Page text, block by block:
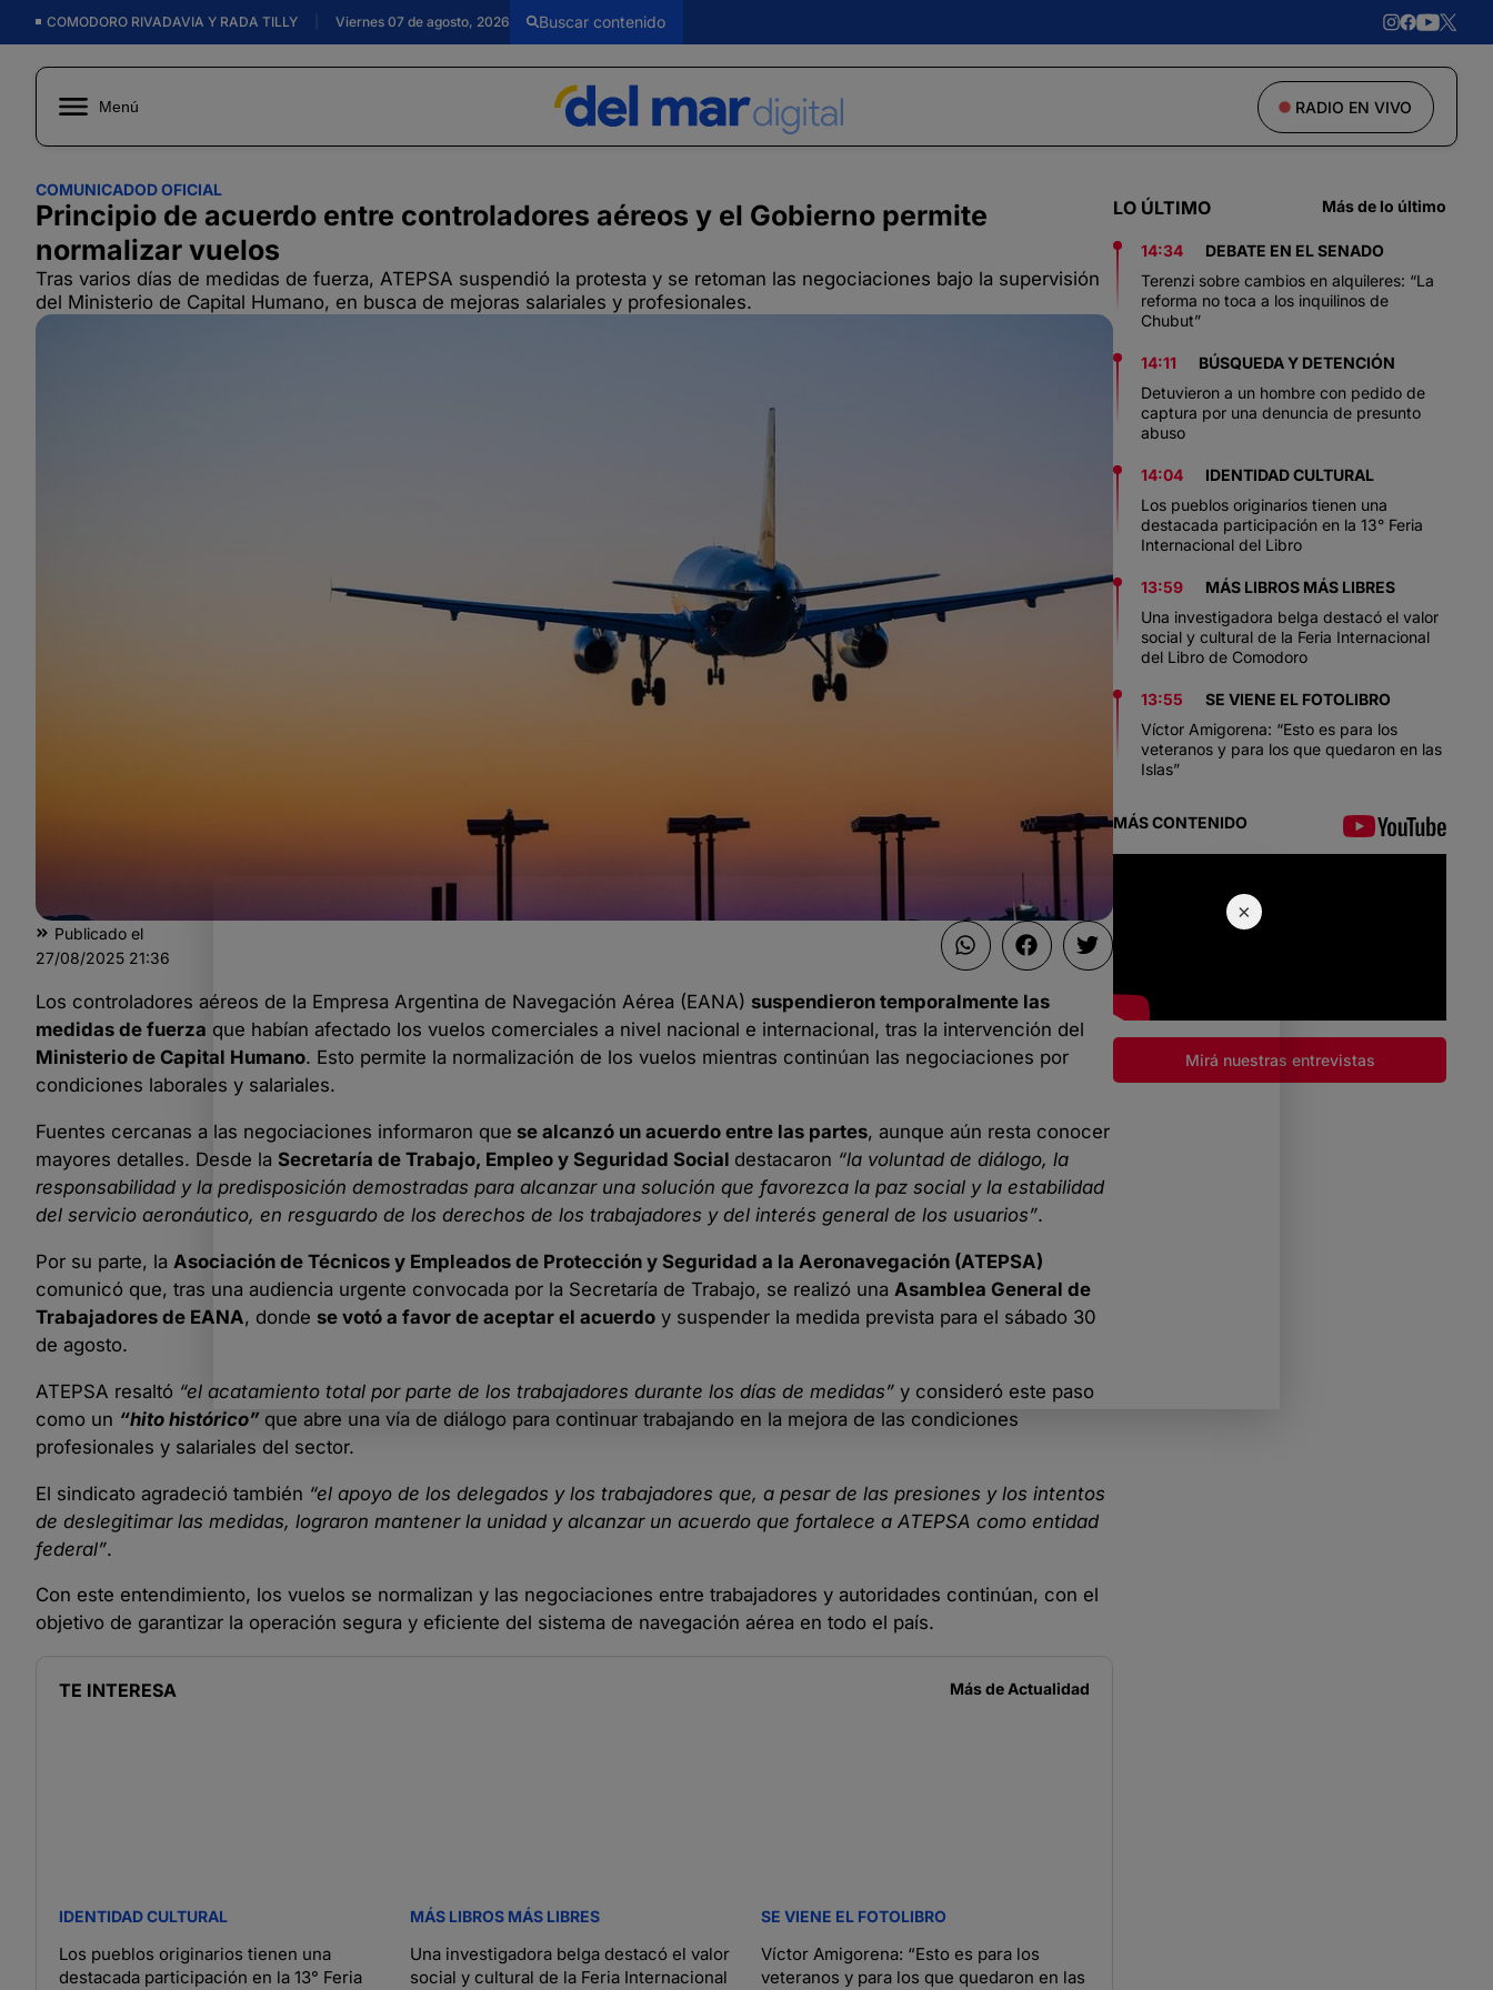
COMODORO RIVADAVIA Y RADA TILLY Viernes 07 de agosto, 2026
Menú RADIO EN VIVO
×
COMUNICADOD OFICIAL
Principio de acuerdo entre controladores aéreos y el Gobierno permite
normalizar vuelos
Tras varios días de medidas de fuerza, ATEPSA suspendió la protesta y se retoman las negociaciones bajo la supervisión
del Ministerio de Capital Humano, en busca de mejoras salariales y profesionales.
Publicado el
27/08/2025 21:36
Los controladores aéreos de la Empresa Argentina de Navegación Aérea (EANA) suspendieron temporalmente las
medidas de fuerza que habían afectado los vuelos comerciales a nivel nacional e internacional, tras la intervención del
Ministerio de Capital Humano. Esto permite la normalización de los vuelos mientras continúan las negociaciones por
condiciones laborales y salariales.
Fuentes cercanas a las negociaciones informaron que se alcanzó un acuerdo entre las partes, aunque aún resta conocer
mayores detalles. Desde la Secretaría de Trabajo, Empleo y Seguridad Social destacaron “la voluntad de diálogo, la
responsabilidad y la predisposición demostradas para alcanzar una solución que favorezca la paz social y la estabilidad
del servicio aeronáutico, en resguardo de los derechos de los trabajadores y del interés general de los usuarios”.
Por su parte, la Asociación de Técnicos y Empleados de Protección y Seguridad a la Aeronavegación (ATEPSA)
comunicó que, tras una audiencia urgente convocada por la Secretaría de Trabajo, se realizó una Asamblea General de
Trabajadores de EANA, donde se votó a favor de aceptar el acuerdo y suspender la medida prevista para el sábado 30
de agosto.
ATEPSA resaltó “el acatamiento total por parte de los trabajadores durante los días de medidas” y consideró este paso
como un “hito histórico” que abre una vía de diálogo para continuar trabajando en la mejora de las condiciones
profesionales y salariales del sector.
El sindicato agradeció también “el apoyo de los delegados y los trabajadores que, a pesar de las presiones y los intentos
de deslegitimar las medidas, lograron mantener la unidad y alcanzar un acuerdo que fortalece a ATEPSA como entidad
federal”.
Con este entendimiento, los vuelos se normalizan y las negociaciones entre trabajadores y autoridades continúan, con el
objetivo de garantizar la operación segura y eficiente del sistema de navegación aérea en todo el país.
TE INTERESA Más de Actualidad
IDENTIDAD CULTURAL
Los pueblos originarios tienen una
destacada participación en la 13° Feria
MÁS LIBROS MÁS LIBRES
Una investigadora belga destacó el valor
social y cultural de la Feria Internacional
SE VIENE EL FOTOLIBRO
Víctor Amigorena: “Esto es para los
veteranos y para los que quedaron en las
LO ÚLTIMO Más de lo último
14:34
DEBATE EN EL SENADO
Terenzi sobre cambios en alquileres: “La
reforma no toca a los inquilinos de
Chubut”
14:11
BÚSQUEDA Y DETENCIÓN
Detuvieron a un hombre con pedido de
captura por una denuncia de presunto
abuso
14:04
IDENTIDAD CULTURAL
Los pueblos originarios tienen una
destacada participación en la 13° Feria
Internacional del Libro
13:59
MÁS LIBROS MÁS LIBRES
Una investigadora belga destacó el valor
social y cultural de la Feria Internacional
del Libro de Comodoro
13:55
SE VIENE EL FOTOLIBRO
Víctor Amigorena: “Esto es para los
veteranos y para los que quedaron en las
Islas”
MÁS CONTENIDO
Mirá nuestras entrevistas